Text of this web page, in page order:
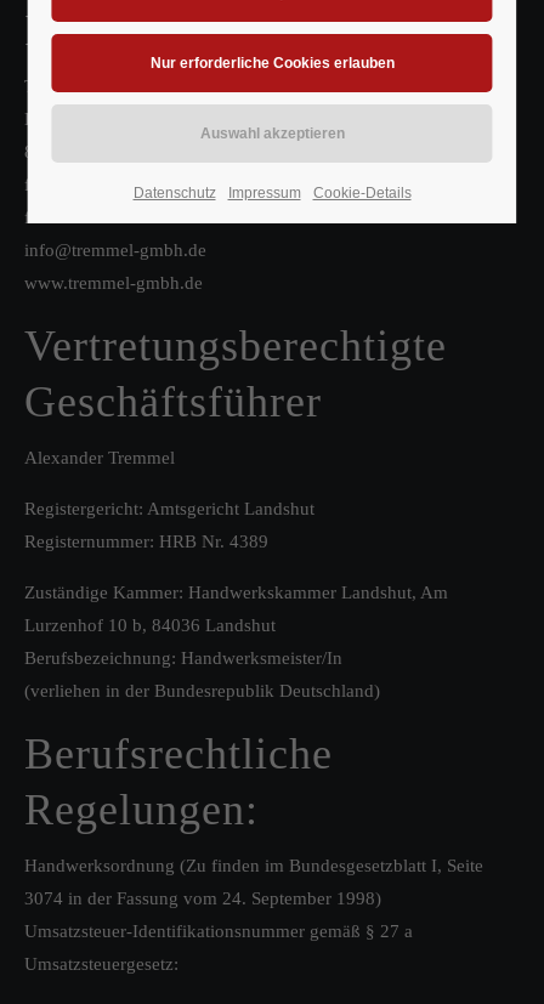
Inhalt
Tremmel Genuss & Event GmbH
Hauptstraße 118
84184 Ast
fon: 08709/570
fax: 08709/3609
info@tremmel-gmbh.de
www.tremmel-gmbh.de
Vertretungsberechtigte
Geschäftsführer
Alexander Tremmel
Registergericht: Amtsgericht Landshut
Registernummer: HRB Nr. 4389
Zuständige Kammer: Handwerkskammer Landshut, Am
Lurzenhof 10 b, 84036 Landshut
Berufsbezeichnung: Handwerksmeister/In
(verliehen in der Bundesrepublik Deutschland)
Berufsrechtliche
Regelungen:
Handwerksordnung (Zu finden im Bundesgesetzblatt I, Seite
3074 in der Fassung vom 24. September 1998)
Umsatzsteuer-Identifikationsnummer gemäß § 27 a
Umsatzsteuergesetz:
Datenschutz Impressum Cookie-Details